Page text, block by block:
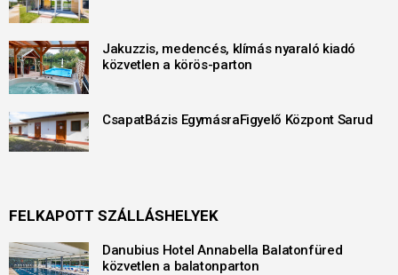
Jakuzzis, medencés, klímás nyaraló kiadó
közvetlen a körös-parton
CsapatBázis EgymásraFigyelő Központ Sarud
FELKAPOTT SZÁLLÁSHELYEK
Danubius Hotel Annabella Balatonfüred
közvetlen a balatonparton